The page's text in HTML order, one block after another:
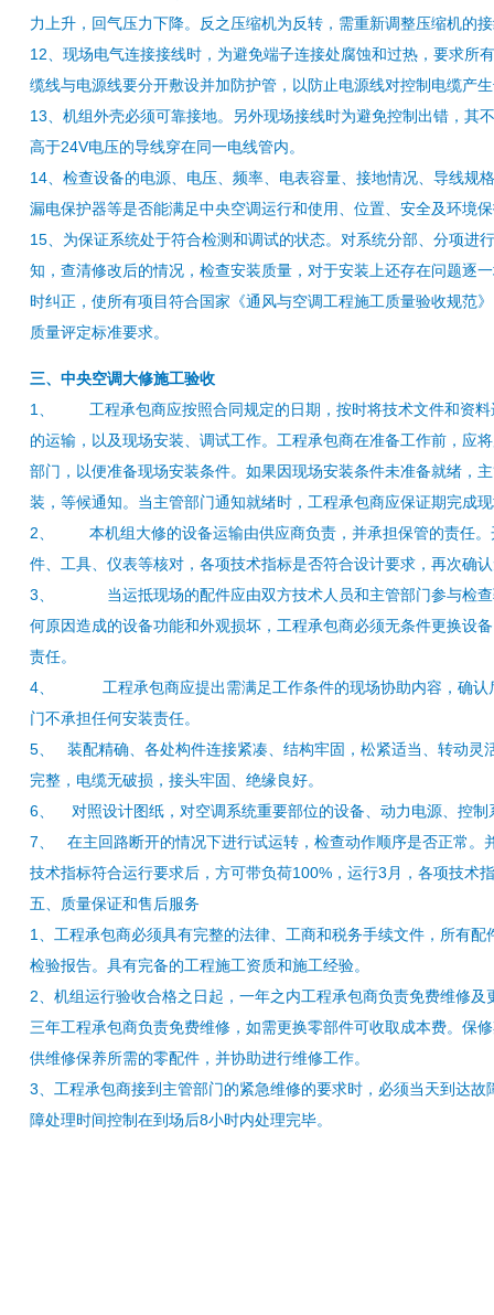
力上升，回气压力下降。反之压缩机为反转，需重新调整压缩机的
12、现场电气连接接线时，为避免端子连接处腐蚀和过热，要求所
缆线与电源线要分开敷设并加防护管，以防止电源线对控制电缆产
13、机组外壳必须可靠接地。另外现场接线时为避免控制出错，其
高于24V电压的导线穿在同一电线管内。
14、检查设备的电源、电压、频率、电表容量、接地情况、导线规
漏电保护器等是否能满足中央空调运行和使用、位置、安全及环境
15、为保证系统处于符合检测和调试的状态。对系统分部、分项进
知，查清修改后的情况，检查安装质量，对于安装上还存在问题逐
时纠正，使所有项目符合国家《通风与空调工程施工质量验收规范
质量评定标准要求。
三、中央空调大修施工验收
1、 工程承包商应按照合同规定的日期，按时将技术文件和资料
的运输，以及现场安装、调试工作。工程承包商在准备工作前，应
部门，以便准备现场安装条件。如果因现场安装条件未准备就绪，
装，等候通知。当主管部门通知就绪时，工程承包商应保证期完成
2、 本机组大修的设备运输由供应商负责，并承担保管的责任。
件、工具、仪表等核对，各项技术指标是否符合设计要求，再次确
3、 当运抵现场的配件应由双方技术人员和主管部门参与检查
何原因造成的设备功能和外观损坏，工程承包商必须无条件更换设
责任。
4、 工程承包商应提出需满足工作条件的现场协助内容，确认
门不承担任何安装责任。
5、 装配精确、各处构件连接紧凑、结构牢固，松紧适当、转动灵
完整，电缆无破损，接头牢固、绝缘良好。
6、 对照设计图纸，对空调系统重要部位的设备、动力电源、控制
7、 在主回路断开的情况下进行试运转，检查动作顺序是否正常。
技术指标符合运行要求后，方可带负荷100%，运行3月，各项技术
五、质量保证和售后服务
1、工程承包商必须具有完整的法律、工商和税务手续文件，所有配
检验报告。具有完备的工程施工资质和施工经验。
2、机组运行验收合格之日起，一年之内工程承包商负责免费维修及
三年工程承包商负责免费维修，如需更换零部件可收取成本费。保
供维修保养所需的零配件，并协助进行维修工作。
3、工程承包商接到主管部门的紧急维修的要求时，必须当天到达故
障处理时间控制在到场后8小时内处理完毕。